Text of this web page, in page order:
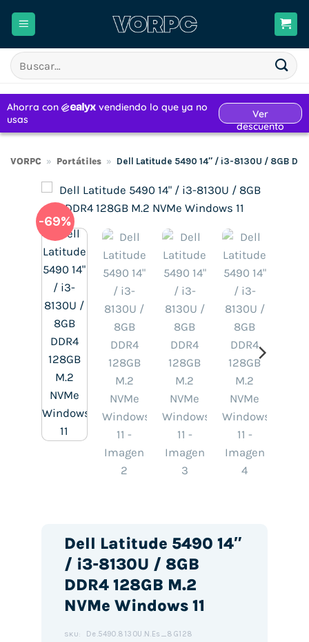
Buscar
por:
VORPC » Portátiles » Dell Latitude 5490 14″ / i3-8130U / 8GB
-69%
Dell Latitude 5490 14″
/ i3-8130U / 8GB
DDR4 128GB M.2
NVMe Windows 11
SKU: De.5490.8130U.N.Es_8G128